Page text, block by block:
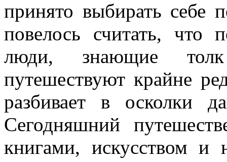
принято выбирать себе
повелось считать, что
люди, знающие
путешествуют крайне
разбивает в осколки
Сегодняшний
книгами, искусством и